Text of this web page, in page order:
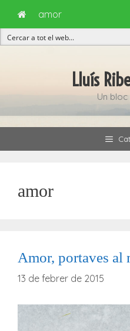
Lluís
Un
amor
Amor, portaves
13 de febrer de 2015
amor